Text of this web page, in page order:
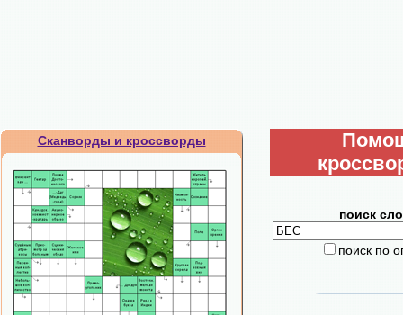
Сканворды и кроссворды
поиск
поиск по